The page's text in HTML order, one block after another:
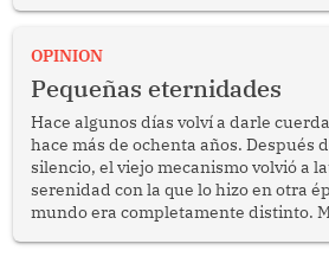
bimestrales el subsidio que reciben
reflexionar sobre la importancia de
públicas dirigidas a los adultos
OPINION
Pequeñas eternidades
Hace algunos días volví a darle
hace más de ochenta años. Después
silencio, el viejo mecanismo volvió a
serenidad con la que lo hizo en otra
mundo era completamente distinto.